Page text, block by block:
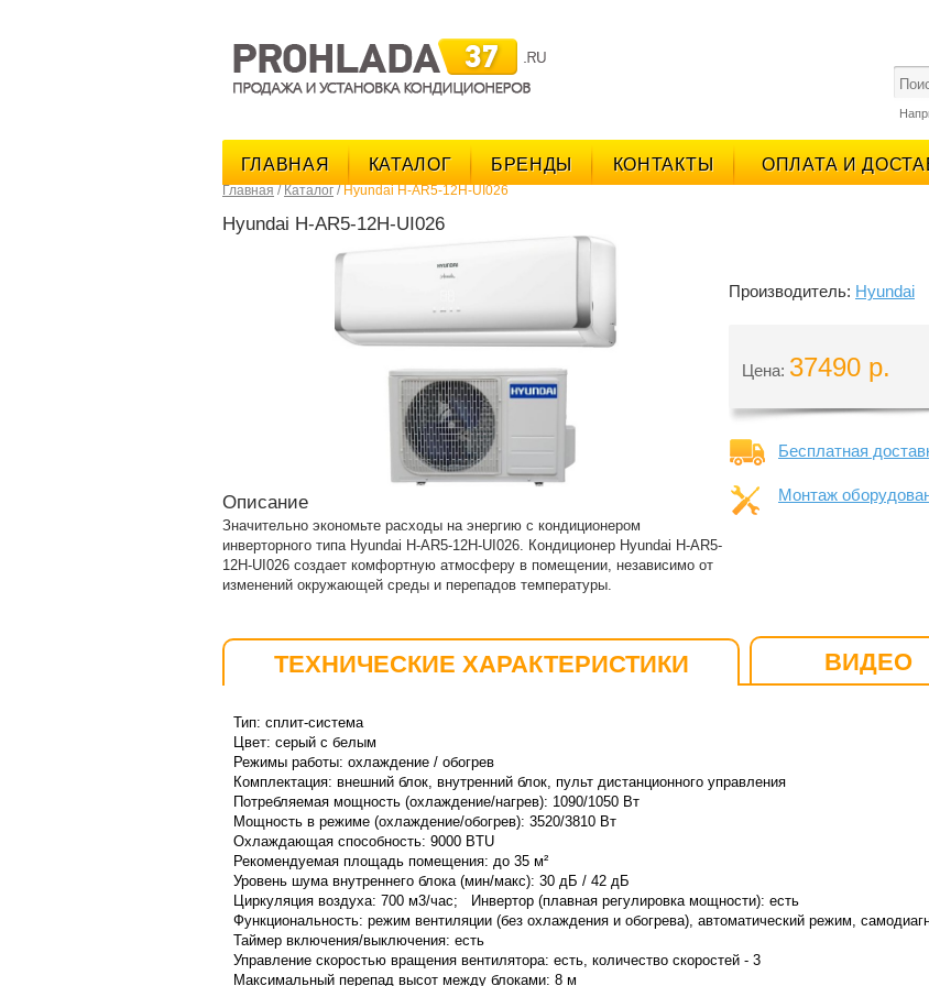
ГЛАВНАЯ КАТАЛОГ БРЕНДЫ КОНТАКТЫ ОПЛАТА И
Главная / Каталог / Hyundai H-AR5-12H-UI026
Hyundai H-AR5-12H-UI026
Описание
Значительно экономьте расходы на энергию с кондиционером
инверторного типа Hyundai H-AR5-12H-UI026. Кондиционер Hyundai H-AR5-
12H-UI026 создает комфортную атмосферу в помещении, независимо от
изменений окружающей среды и перепадов температуры.
Производитель: Hyundai
Цена: 37490 р.
Бесплатная
Монтаж
ТЕХНИЧЕСКИЕ ХАРАКТЕРИСТИКИ ВИДЕО
Тип: сплит-система
Цвет: серый с белым
Режимы работы: охлаждение / обогрев
Комплектация: внешний блок, внутренний блок, пульт дистанционного управления
Потребляемая мощность (охлаждение/нагрев): 1090/1050 Вт
Мощность в режиме (охлаждение/обогрев): 3520/3810 Вт
Охлаждающая способность: 9000 BTU
Рекомендуемая площадь помещения: до 35 м²
Уровень шума внутреннего блока (мин/макс): 30 дБ / 42 дБ
Циркуляция воздуха: 700 м3/час; Инвертор (плавная регулировка мощности): есть
Функциональность: режим вентиляции (без охлаждения и обогрева), автоматический режим,
Таймер включения/выключения: есть
Управление скоростью вращения вентилятора: есть, количество скоростей - 3
Максимальный перепад высот между блоками: 8 м